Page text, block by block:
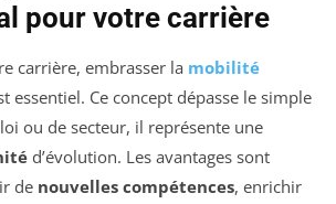
pour votre carrière
carrière, embrasser la mobilité
essentiel. Ce concept dépasse le simple
ou de secteur, il représente une
d’évolution. Les avantages sont
de nouvelles compétences, enrichir